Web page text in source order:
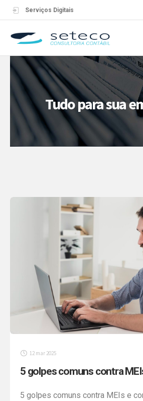
Serviços Digitais
Tudo para sua
12 mar 2025
5 golpes comuns contra
5 golpes comuns contra MEIs e